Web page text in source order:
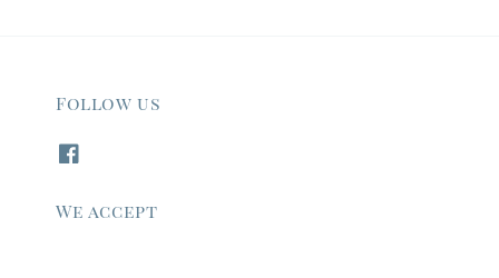
Follow us
We accept